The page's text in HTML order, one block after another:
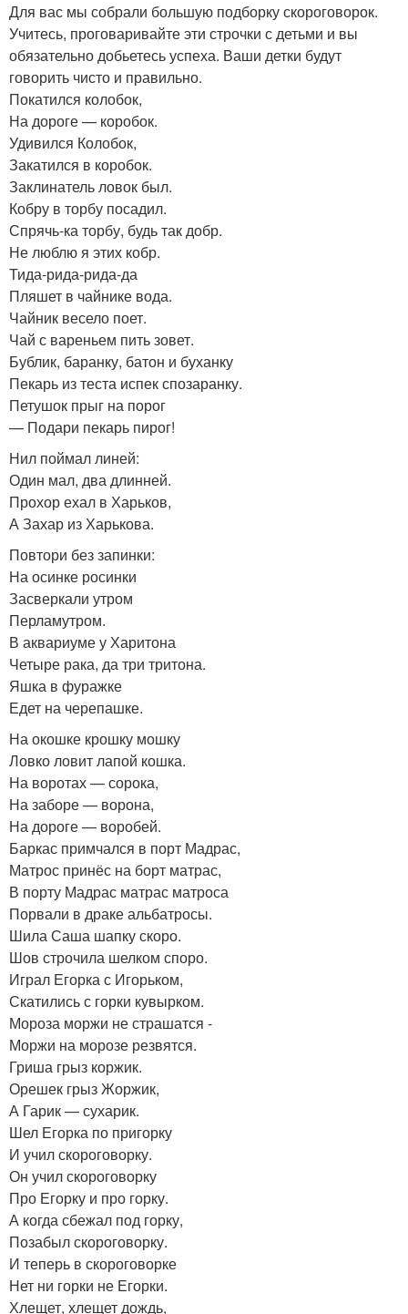
Для вас мы собрали большую подборку скороговорок.
Учитесь, проговаривайте эти строчки с детьми и вы
обязательно добьетесь успеха. Ваши детки будут
говорить чисто и правильно.
Покатился колобок,
На дороге — коробок.
Удивился Колобок,
Закатился в коробок.
Заклинатель ловок был.
Кобру в торбу посадил.
Спрячь-ка торбу, будь так добр.
Не люблю я этих кобр.
Тида-рида-рида-да
Пляшет в чайнике вода.
Чайник весело поет.
Чай с вареньем пить зовет.
Бублик, баранку, батон и буханку
Пекарь из теста испек спозаранку.
Петушок прыг на порог
— Подари пекарь пирог!
Нил поймал линей:
Один мал, два длинней.
Прохор ехал в Харьков,
А Захар из Харькова.
Повтори без запинки:
На осинке росинки
Засверкали утром
Перламутром.
В аквариуме у Харитона
Четыре рака, да три тритона.
Яшка в фуражке
Едет на черепашке.
На окошке крошку мошку
Ловко ловит лапой кошка.
На воротах — сорока,
На заборе — ворона,
На дороге — воробей.
Баркас примчался в порт Мадрас,
Матрос принёс на борт матрас,
В порту Мадрас матрас матроса
Порвали в драке альбатросы.
Шила Саша шапку скоро.
Шов строчила шелком споро.
Играл Егорка с Игорьком,
Скатились с горки кувырком.
Мороза моржи не страшатся -
Моржи на морозе резвятся.
Гриша грыз коржик.
Орешек грыз Жоржик,
А Гарик — сухарик.
Шел Егорка по пригорку
И учил скороговорку.
Он учил скороговорку
Про Егорку и про горку.
А когда сбежал под горку,
Позабыл скороговорку.
И теперь в скороговорке
Нет ни горки не Егорки.
Хлещет, хлещет дождь,